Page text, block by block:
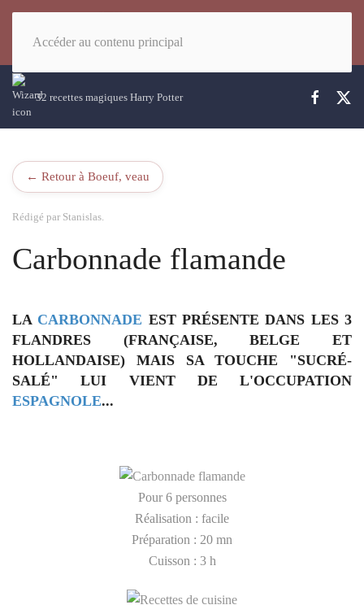
Accéder au contenu principal
32 recettes magiques Harry Potter
← Retour à Boeuf, veau
Rédigé par Stanislas.
Carbonnade flamande
LA CARBONNADE EST PRÉSENTE DANS LES 3
FLANDRES (FRANÇAISE, BELGE ET
HOLLANDAISE) MAIS SA TOUCHE "SUCRÉ-
SALÉ" LUI VIENT DE L'OCCUPATION
ESPAGNOLE...
Pour 6 personnes
Réalisation : facile
Préparation : 20 mn
Cuisson : 3 h